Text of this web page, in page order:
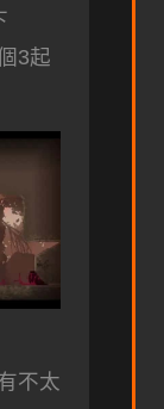
3起
不太